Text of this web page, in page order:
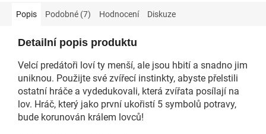
Popis Podobné (7) Hodnocení Diskuze
Detailní popis produktu
Velcí predátoři loví ty menší, ale jsou hbití a snadno jim
uniknou. Použijte své zvířecí instinkty, abyste přelstili
ostatní hráče a vydedukovali, která zvířata posílají na
lov. Hráč, který jako první ukořistí 5 symbolů potravy,
bude korunován králem lovců!